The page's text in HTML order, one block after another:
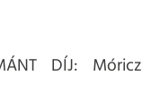
DÍJ: